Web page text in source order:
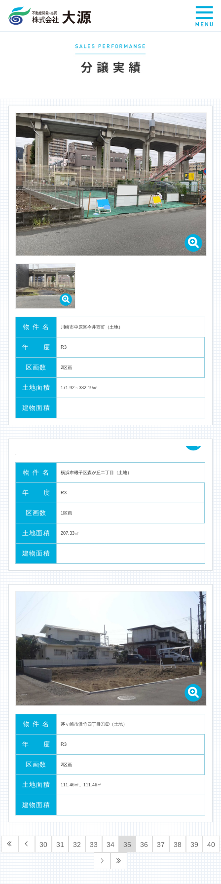
事業案内
自社分譲中物件
仲介物件
分譲実績
海のある暮らし
アクセス
お問い合わせ
メールでの査定・
買い取りのご相談
物 件 名 川崎市中原区今井西町（土地）
年 度 R3
区画数 2区画
土地面積 171.92～332.19㎡
建物面積
物 件 名 横浜市磯子区森が丘二丁目（土地）
年 度 R3
区画数 1区画
土地面積 207.33㎡
建物面積
物 件 名 茅ヶ崎市浜竹四丁目①②（土地）
年 度 R3
区画数 2区画
土地面積 111.46㎡、111.46㎡
建物面積
30 31 32 33 34 35 36 37 38 39 40